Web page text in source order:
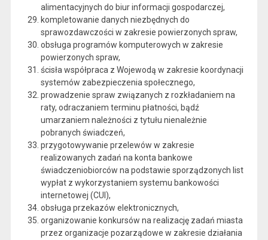
alimentacyjnych do biur informacji gospodarczej,
kompletowanie danych niezbędnych do
sprawozdawczości w zakresie powierzonych spraw,
obsługa programów komputerowych w zakresie
powierzonych spraw,
ścisła współpraca z Wojewodą w zakresie koordynacji
systemów zabezpieczenia społecznego,
prowadzenie spraw związanych z rozkładaniem na
raty, odraczaniem terminu płatności, bądź
umarzaniem należności z tytułu nienależnie
pobranych świadczeń,
przygotowywanie przelewów w zakresie
realizowanych zadań na konta bankowe
świadczeniobiorców na podstawie sporządzonych list
wypłat z wykorzystaniem systemu bankowości
internetowej (CUI),
obsługa przekazów elektronicznych,
organizowanie konkursów na realizację zadań miasta
przez organizacje pozarządowe w zakresie działania